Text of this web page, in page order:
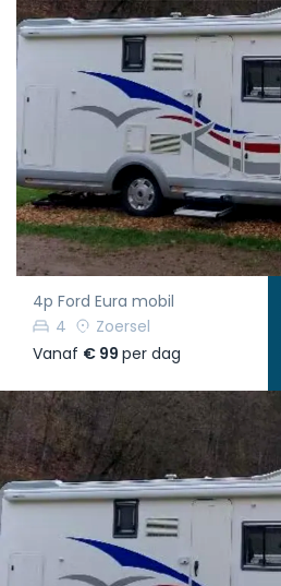
4p Ford Eura mobil
4
Zoersel
Vanaf € 99 per dag